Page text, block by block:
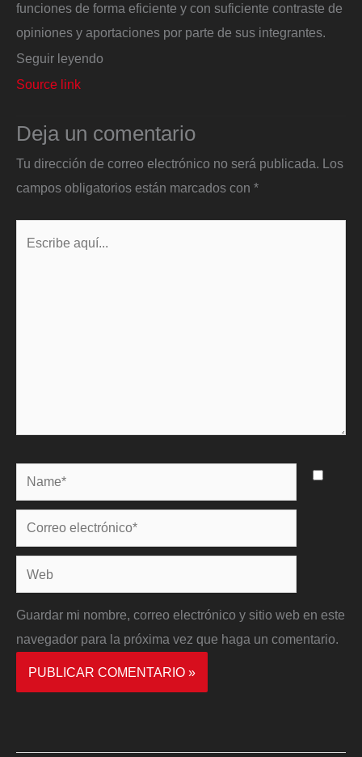
funciones de forma eficiente y con suficiente contraste de
opiniones y aportaciones por parte de sus integrantes.
Seguir leyendo
Source link
Deja un comentario
Tu dirección de correo electrónico no será publicada. Los
campos obligatorios están marcados con *
Name*
Correo
electrónico*
Web
Guardar mi nombre, correo electrónico y sitio web en este
navegador para la próxima vez que haga un comentario.